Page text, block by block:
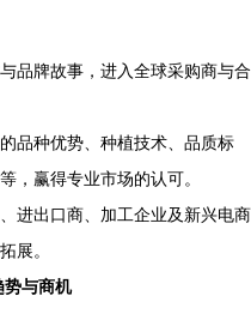
品牌故事，进入全球采购商与合
品种优势、种植技术、品质标
，赢得专业市场的认可。
进出口商、加工企业及新兴电商
展。
势与商机